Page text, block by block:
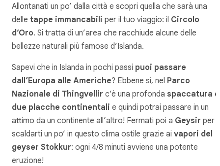
Allontanati un po’ dalla città e scopri quella che sarà una
delle tappe immancabili per il tuo viaggio: il Circolo
d’Oro. Si tratta di un’area che racchiude alcune delle
bellezze naturali più famose d’Islanda.
Sapevi che in Islanda in pochi passi puoi passare
dall’Europa alle Americhe? Ebbene sì, nel Parco
Nazionale di Thingvellir c’è una profonda spaccatura
due placche continentali e quindi potrai passare in un
attimo da un continente all’altro! Fermati poi a Geysir per
scaldarti un po’ in questo clima ostile grazie ai vapori del
geyser Stokkur: ogni 4/8 minuti avviene una potente
eruzione!